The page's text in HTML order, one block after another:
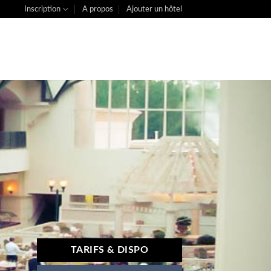
Inscription A propos Ajouter un hôtel
TARIFS & DISPO